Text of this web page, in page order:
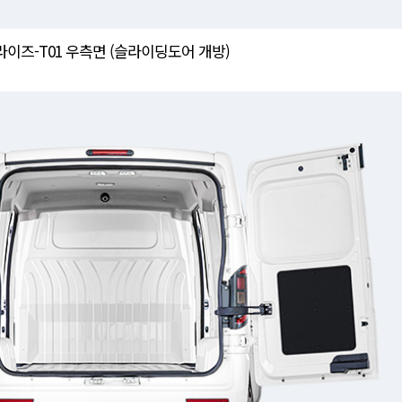
이즈-T01 우측면 (슬라이딩도어 개방)